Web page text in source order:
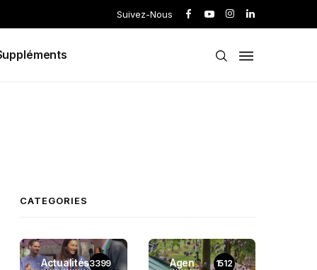
Suivez-Nous
CATEGORIES
Actualités3399 Agen 1512